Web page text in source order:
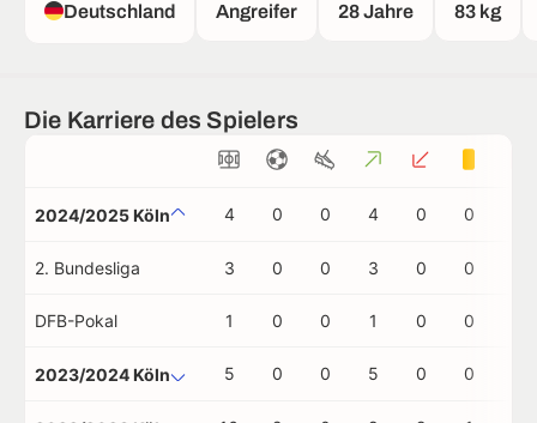
Deutschland Angreifer 28 Jahre 83 kg
Die Karriere des Spielers
2024/2025 Köln 4 0 0 4 0 0
2. Bundesliga 3 0 0 3 0 0
DFB-Pokal 1 0 0 1 0 0
2023/2024 Köln 5 0 0 5 0 0